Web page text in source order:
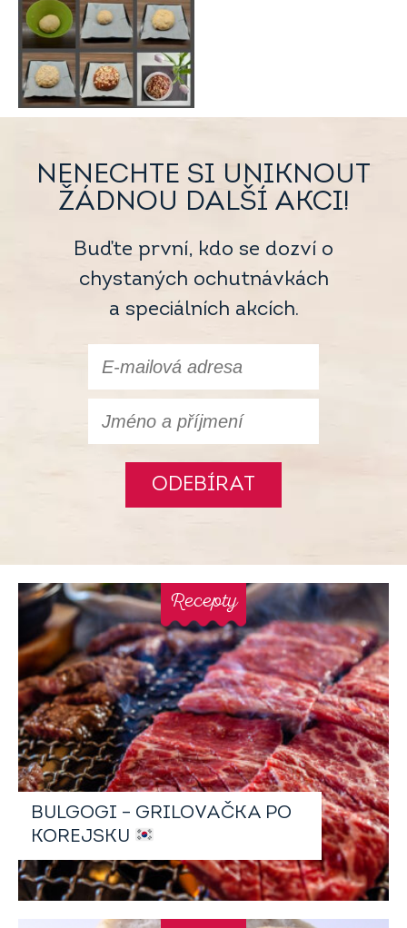
NENECHTE SI UNIKNOUT
ŽÁDNOU DALŠÍ AKCI!
Buďte první, kdo se dozví o
chystaných ochutnávkách
a speciálních akcích.
ODEBÍRAT
BULGOGI – GRILOVAČKA PO
KOREJSKU
Recepty